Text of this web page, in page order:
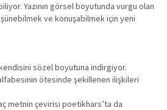
Yazının görsel boyutunda vurgu olan
ve konuşabilmek için yeni
sözel boyutuna indirgiyor.
ötesinde şekillenen ilişkileri
metnin çevirisi poetikhars’ta da